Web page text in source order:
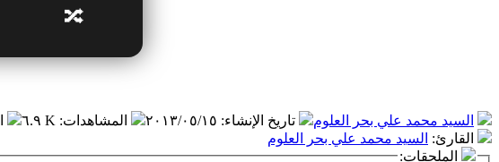
🔀
السيد محمد علي بحر العلوم تاريخ الإنشاء: ٢٠١٣/٠٥/١٥ المشاهدات: ٦.٩ K
القارئ: السيد محمد علي بحر العلوم
الملحقات: